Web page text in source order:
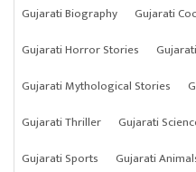
Gujarati Biography
Gujarati
Gujarati Horror Stories
Gujarati Mythological Stories
Gujarati Thriller
Gujarati
Gujarati Sports
Gujarati